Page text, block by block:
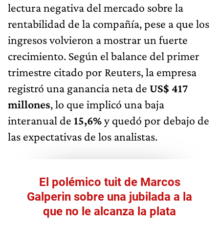
lectura negativa del mercado sobre la
rentabilidad de la compañía, pese a que los
ingresos volvieron a mostrar un fuerte
crecimiento. Según el balance del primer
trimestre citado por Reuters, la empresa
registró una ganancia neta de US$ 417
millones, lo que implicó una baja
interanual de 15,6%y quedó por debajo de
las expectativas de los analistas.
El polémico tuit de Marcos
Galperin sobre una jubilada a la
que no le alcanza la plata